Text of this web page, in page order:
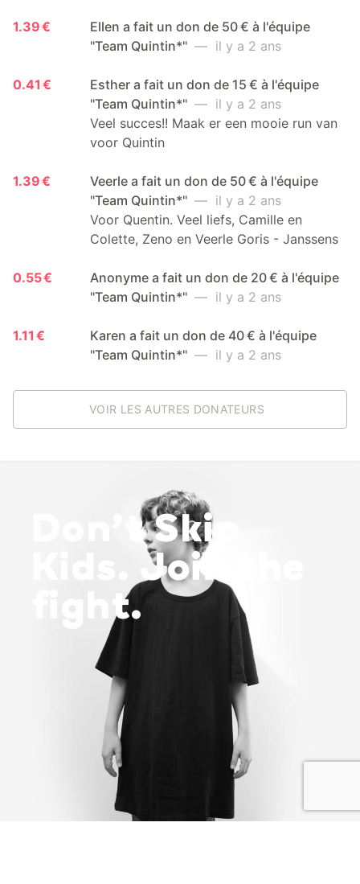
1.39 €
Ellen a fait un don de 50 € à l'équipe
"Team Quintin*" — il y a 2 ans
0.41 €
Esther a fait un don de 15 € à l'équipe
"Team Quintin*" — il y a 2 ans
Veel succes!! Maak er een mooie run van
voor Quintin
1.39 €
Veerle a fait un don de 50 € à l'équipe
"Team Quintin*" — il y a 2 ans
Voor Quentin. Veel liefs, Camille en
Colette, Zeno en Veerle Goris - Janssens
0.55 €
Anonyme a fait un don de 20 € à l'équipe
"Team Quintin*" — il y a 2 ans
1.11 €
Karen a fait un don de 40 € à l'équipe
"Team Quintin*" — il y a 2 ans
VOIR LES AUTRES DONATEURS
Don’t Skip
Kids. Join the
fight.